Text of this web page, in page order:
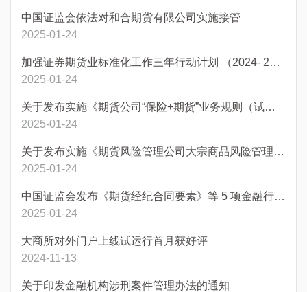
中国证监会依法对和合期货有限公司实施接管
2025-01-24
加强证券期货业标准化工作三年行动计划 （2024- 2026 年）
2025-01-24
关于发布实施《期货公司“保险+期货”业务规则（试行）》的通知
2025-01-24
关于发布实施《期货风险管理公司大宗商品风险管理业务管理规则》的通知
2025-01-24
中国证监会发布《期货经纪合同要素》等 5 项金融行业标准
2025-01-24
大商所对外门户上线试运行首月获好评
2024-11-13
关于印发金融机构涉刑案件管理办法的通知